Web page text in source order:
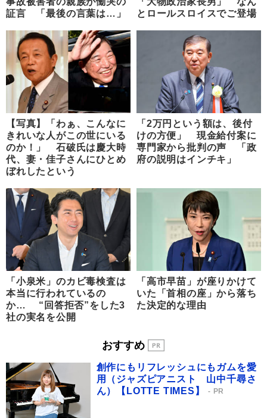
証言 「最後の言葉は…」
とロールスロイスでご登場
【写真】「わぁ、こんなに
きれいな人がこの世にいる
のか！」 石破氏は慶大時
代、妻・佳子さんにひとめ
ぼれしたという
「2万円という額は、後付
けの方便」 現金給付案に
専門家から批判の声 「政
府の説明はインチキ」
「小泉米」のカビ毒検査は
本当に行われているの
か… “回答拒否”をした3
社の実名を公開
「高市早苗」が座りかけて
いた「首相の座」から落ち
た決定的な理由
おすすめ
創作にもリフレッシュにもガムを愛
用（ジャズピアニスト 山中千尋さ
ん）【LOTTE TIMES】
PR